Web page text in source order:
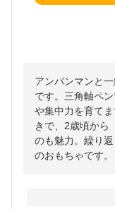
アンパンマンと
です。三角軸ペ
や集中力を育て
きで、2歳頃から
のも魅力。繰り
のおもちゃです。